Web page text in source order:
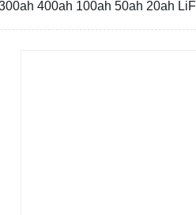
400ah 100ah 50ah 20ah